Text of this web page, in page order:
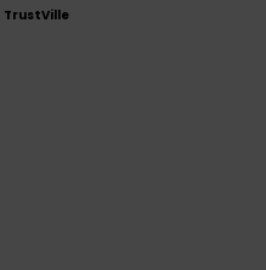
TrustVille